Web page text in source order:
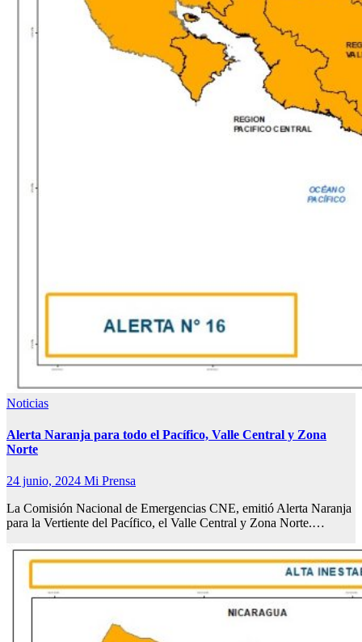
Noticias
Alerta Naranja para todo el Pacífico, Valle Central y Zona
Norte
24 junio, 2024 Mi Prensa
La Comisión Nacional de Emergencias CNE, emitió Alerta Naranja
para la Vertiente del Pacífico, el Valle Central y Zona Norte.…